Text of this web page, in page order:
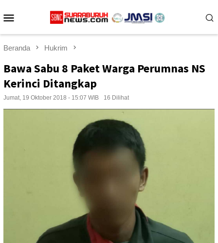
ke
Beranda Hukrim
Bawa Sabu 8 Paket Warga Perumnas NS
Kerinci Ditangkap
Jumat, 19 Oktober 2018 - 15:07 WIB 16 Dilihat